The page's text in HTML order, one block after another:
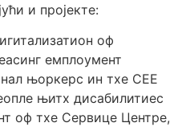
и пројекте:
оф
емплоyмент
њоркерс ин тхе СЕЕ
њитх дисабилитиес
оф тхе Сервице Центре,